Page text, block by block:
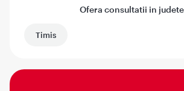
Ofera consultatii in
Timis